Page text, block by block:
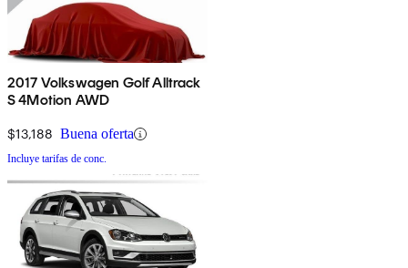
2017 Volkswagen Golf Alltrack
S 4Motion AWD
$13,188 Buena oferta
Incluye tarifas de conc.